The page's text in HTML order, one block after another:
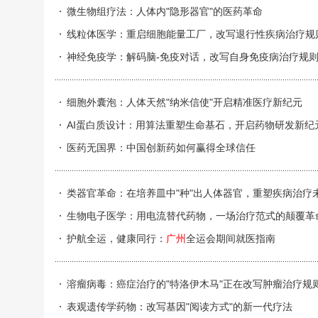
微生物组疗法：人体内"隐形器官"的医药革命
线粒体医学：重启细胞能量工厂，改写退行性疾病治疗规
神经免疫学：解码脑-免疫对话，改写自身免疫病治疗规则
细胞外囊泡：人体天然"纳米信使"开启精准医疗新纪元
AI蛋白质设计：用算法重塑生命基石，开启药物研发新纪
医药无国界：中国创新药如何赢得全球信任
类器官革命：在培养皿中"种"出人体器官，重塑疾病治疗
生物电子医学：用电流替代药物，一场治疗范式的颠覆革
护航全运，健康同行： 广州全运会期间就医指南
溶瘤病毒：癌症治疗的"特洛伊木马"正在改写肿瘤治疗规
表观遗传学药物：改写基因"阅读方式"的新一代疗法